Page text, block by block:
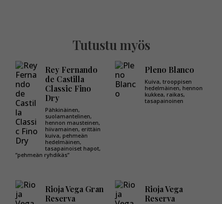
Tutustu myös
Rey Fernando
de Castilla
Classic Fino
Dry
Pähkinäinen,
suolamantelinen,
hennon mausteinen,
hiivamainen, erittäin
kuiva, pehmeän
hedelmäinen,
tasapainoiset hapot,
”pehmeän ryhdikäs”
Pleno Blanco
Kuiva, trooppisen
hedelmäinen, hennon
kukkea, raikas,
tasapainoinen
Rioja Vega Gran
Reserva
Rioja Vega
Reserva